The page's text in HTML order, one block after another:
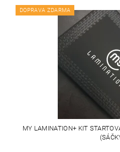
DOPRAVA ZDARMA
MY LAMINATION+ KIT